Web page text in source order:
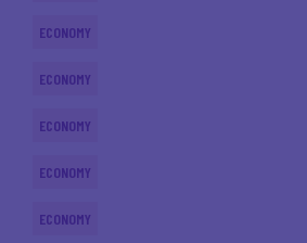
ECONOMY
ECONOMY
ECONOMY
ECONOMY
ECONOMY